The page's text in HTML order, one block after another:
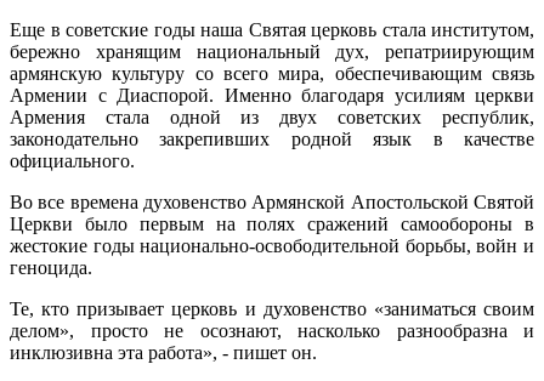
Еще в советские годы наша Святая церковь стала институтом,
бережно хранящим национальный дух, репатриирующим
армянскую культуру со всего мира, обеспечивающим связь
Армении с Диаспорой. Именно благодаря усилиям церкви
Армения стала одной из двух советских республик,
законодательно закрепивших родной язык в качестве
официального.
Во все времена духовенство Армянской Апостольской Святой
Церкви было первым на полях сражений самообороны в
жестокие годы национально-освободительной борьбы, войн и
геноцида.
Те, кто призывает церковь и духовенство «заниматься своим
делом», просто не осознают, насколько разнообразна и
инклюзивна эта работа», - пишет он.